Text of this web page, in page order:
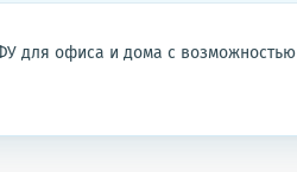
для офиса и дома с возможностью